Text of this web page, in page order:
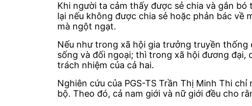
Khi người ta cảm thấy được sẻ chia và gắn
lại nếu không được chia sẻ hoặc phản bác
mà ngột ngạt.
Nếu như trong xã hội gia trưởng truyền thống
sống và đối ngoại; thì trong xã hội đương đại,
trách nhiệm của cả hai.
Nghiên cứu của PGS-TS Trần Thị Minh Thi
bộ. Theo đó, cả nam giới và nữ giới đều cho